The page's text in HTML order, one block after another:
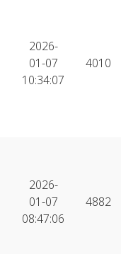
2026-
01-07
10:34:07
4010
2026-
01-07
08:47:06
4882